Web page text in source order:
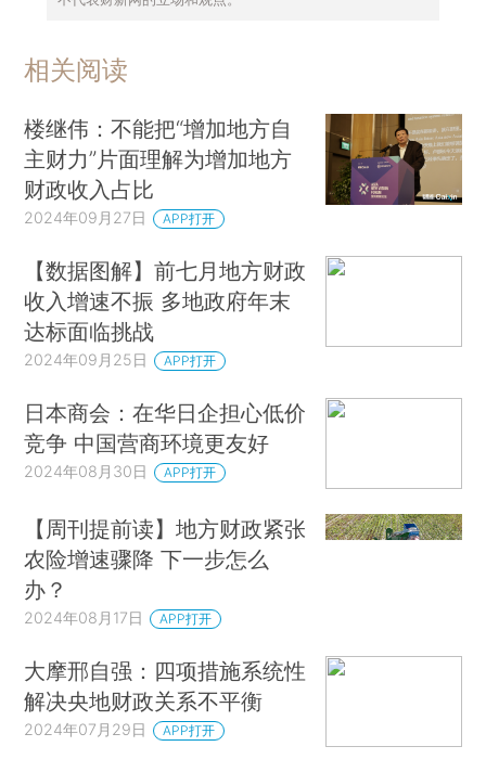
相关阅读
楼继伟：不能把“增加地方自
主财力”片面理解为增加地方
财政收入占比
2024年09月27日 APP打开
【数据图解】前七月地方财政
收入增速不振 多地政府年末
达标面临挑战
2024年09月25日 APP打开
日本商会：在华日企担心低价
竞争 中国营商环境更友好
2024年08月30日 APP打开
【周刊提前读】地方财政紧张
农险增速骤降 下一步怎么
办？
2024年08月17日 APP打开
大摩邢自强：四项措施系统性
解决央地财政关系不平衡
2024年07月29日 APP打开